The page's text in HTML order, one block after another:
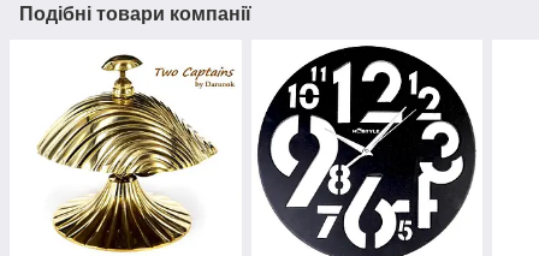
Подібні товари компанії